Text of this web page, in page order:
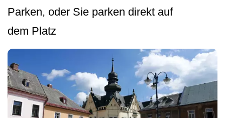
Parken, oder Sie parken direkt auf
dem Platz